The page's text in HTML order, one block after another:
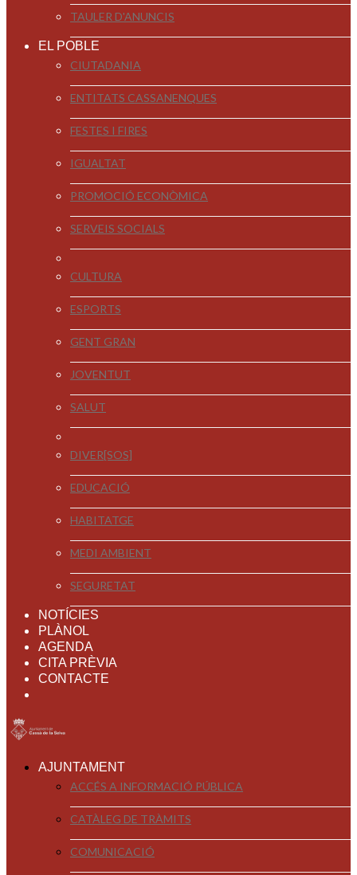
TAULER D'ANUNCIS
EL POBLE
CIUTADANIA
ENTITATS CASSANENQUES
FESTES I FIRES
IGUALTAT
PROMOCIÓ ECONÒMICA
SERVEIS SOCIALS
CULTURA
ESPORTS
GENT GRAN
JOVENTUT
SALUT
DIVER[SOS]
EDUCACIÓ
HABITATGE
MEDI AMBIENT
SEGURETAT
NOTÍCIES
PLÀNOL
AGENDA
CITA PRÈVIA
CONTACTE
AJUNTAMENT
ACCÉS A INFORMACIÓ PÚBLICA
CATÀLEG DE TRÀMITS
COMUNICACIÓ